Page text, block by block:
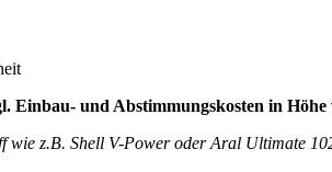
Einbau- und Abstimmungskosten in Höhe
z.B. Shell V-Power oder Aral Ultimate